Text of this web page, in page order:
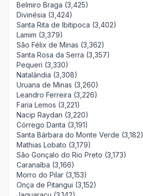
Belmiro Braga (3,425)
Divinésia (3,424)
Santa Rita de Ibitipoca (3,402)
Lamim (3,379)
São Félix de Minas (3,362)
Santa Rosa da Serra (3,357)
Pequeri (3,330)
Natalândia (3,308)
Uruana de Minas (3,260)
Leandro Ferreira (3,226)
Faria Lemos (3,221)
Nacip Raydan (3,220)
Córrego Danta (3,191)
Santa Bárbara do Monte Verde (3,182)
Mathias Lobato (3,179)
São Gonçalo do Rio Preto (3,173)
Caranaíba (3,166)
Morro do Pilar (3,153)
Onça de Pitangui (3,152)